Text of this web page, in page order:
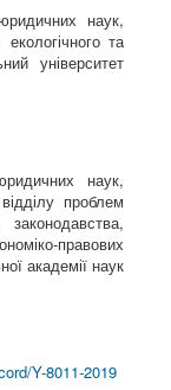
наук,
та
університет
наук,
проблем
правових
академії наук
Y-8011-2019